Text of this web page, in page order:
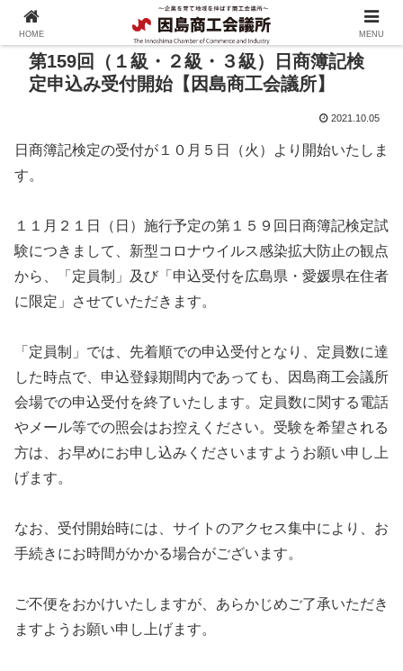
第159回（１級・２級・３級）日商簿記検
定申込み受付開始【因島商工会議所】
2021.10.05
日商簿記検定の受付が１０月５日（火）より開始いたしま
す。
１１月２１日（日）施行予定の第１５９回日商簿記検定試
験につきまして、新型コロナウイルス感染拡大防止の観点
から、「定員制」及び「申込受付を広島県・愛媛県在住者
に限定」させていただきます。
「定員制」では、先着順での申込受付となり、定員数に達
した時点で、申込登録期間内であっても、因島商工会議所
会場での申込受付を終了いたします。定員数に関する電話
やメール等での照会はお控えください。受験を希望される
方は、お早めにお申し込みくださいますようお願い申し上
げます。
なお、受付開始時には、サイトのアクセス集中により、お
手続きにお時間がかかる場合がございます。
ご不便をおかけいたしますが、あらかじめご了承いただき
ますようお願い申し上げます。
HOME MENU